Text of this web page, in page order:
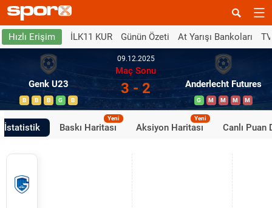
Hızlı Erişim İLK11 KUR Günün Özeti At Yarışı Bankoları
Genk U23
B B B G B
09.12.2025
Maç Sonu
3 - 2 Anderlecht Futures
G M M M M
İstatistik Baskı Haritası
Yeni
Aksiyon Haritası
Yeni
Canlı Puan